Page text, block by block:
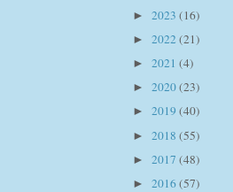
► 2023 (16)
► 2022 (21)
► 2021 (4)
► 2020(23)
► 2019 (40)
► 2018 (55)
► 2017 (48)
► 2016(57)